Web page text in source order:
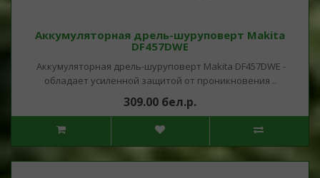
Аккумуляторная дрель-шуруповерт Makita
DF457DWE
Аккумуляторная дрель-шуруповерт Makita DF457DWE -
обладает усиленной защитой от проникновения ..
309.00 бел.р.